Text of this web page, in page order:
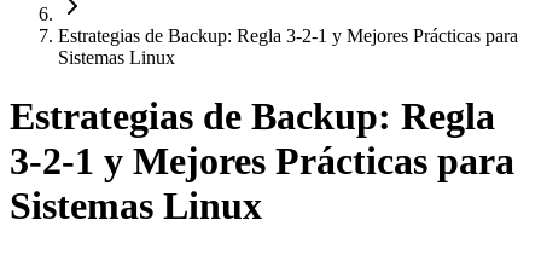
Estrategias de Backup: Regla 3-2-1 y Mejores Prácticas para
Sistemas Linux
Estrategias de Backup: Regla
3-2-1 y Mejores Prácticas para
Sistemas Linux